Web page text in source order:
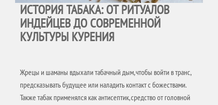
ИСТОРИЯ ТАБАКА: ОТ РИТУАЛОВ
ИНДЕЙЦЕВ ДО СОВРЕМЕННОЙ
КУЛЬТУРЫ КУРЕНИЯ
Жрецы и шаманы вдыхали табачный дым, чтобы войти в транс,
предсказывать будущее или наладить контакт с божествами.
Также табак применялся как антисептик, средство от головной